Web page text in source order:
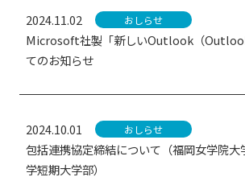
2024.11.02 おしらせ
Microsoft社製「新しいOutlook（
てのお知らせ
2024.10.01 おしらせ
包括連携協定締結について（福岡女学院大
学短期大学部）